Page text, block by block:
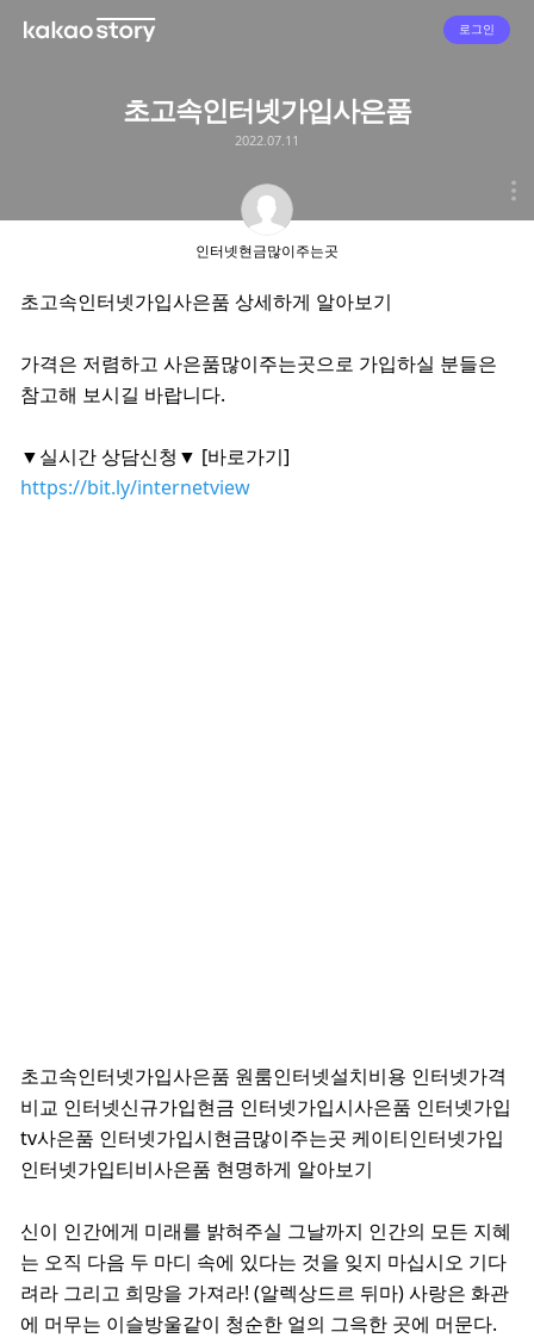
로그인
초고속인터넷가입사은품
2022.07.11
인터넷현금많이주는곳
초고속인터넷가입사은품 상세하게 알아보기
가격은 저렴하고 사은품많이주는곳으로 가입하실 분들은
참고해 보시길 바랍니다.
▼실시간 상담신청▼ [바로가기]
https://bit.ly/internetview
초고속인터넷가입사은품 원룸인터넷설치비용 인터넷가격
비교 인터넷신규가입현금 인터넷가입시사은품 인터넷가입
tv사은품 인터넷가입시현금많이주는곳 케이티인터넷가입
인터넷가입티비사은품 현명하게 알아보기
신이 인간에게 미래를 밝혀주실 그날까지 인간의 모든 지혜
는 오직 다음 두 마디 속에 있다는 것을 잊지 마십시오 기다
려라 그리고 희망을 가져라! (알렉상드르 뒤마) 사랑은 화관
에 머무는 이슬방울같이 청순한 얼의 그윽한 곳에 머문다.